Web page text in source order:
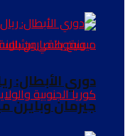
دوري الأبطال:
جيرمان وبايرن